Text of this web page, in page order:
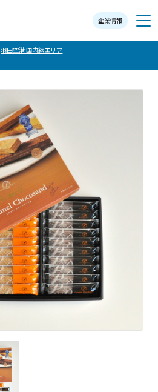
企業情報
メニュー
羽田空港 国内線エリア